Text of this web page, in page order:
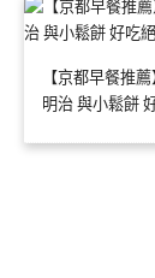
【京都早餐推
明治 與小鬆餅